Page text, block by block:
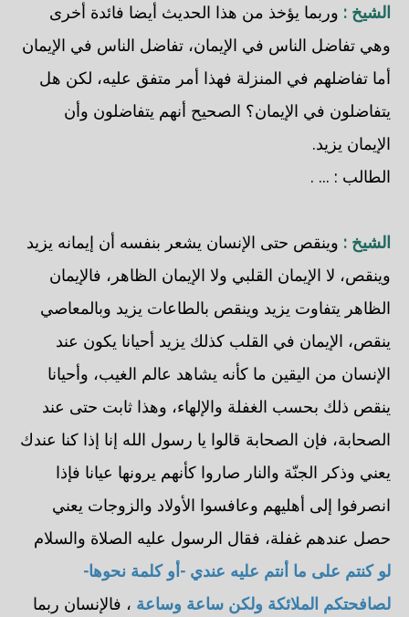
الشيخ : وربما يؤخذ من هذا الحديث أيضا فائدة أخرى
وهي تفاضل الناس في الإيمان، تفاضل الناس في الإيمان
أما تفاضلهم في المنزلة فهذا أمر متفق عليه، لكن هل
يتفاضلون في الإيمان؟ الصحيح أنهم يتفاضلون وأن
الإيمان يزيد.
الطالب : ... .
الشيخ : وينقص حتى الإنسان يشعر بنفسه أن إيمانه يزيد
وينقص، لا الإيمان القلبي ولا الإيمان الظاهر، فالإيمان
الظاهر يتفاوت يزيد وينقص بالطاعات يزيد وبالمعاصي
ينقص، الإيمان في القلب كذلك يزيد أحيانا يكون عند
الإنسان من اليقين ما كأنه يشاهد عالم الغيب، وأحيانا
ينقص ذلك بحسب الغفلة والإلهاء، وهذا ثابت حتى عند
الصحابة، فإن الصحابة قالوا يا رسول الله إنا إذا كنا عندك
يعني وذكر الجنّة والنار صاروا كأنهم يرونها عيانا فإذا
انصرفوا إلى أهليهم وعافسوا الأولاد والزوجات يعني
حصل عندهم غفلة، فقال الرسول عليه الصلاة والسلام
لو كنتم على ما أنتم عليه عندي -أو كلمة نحوها-
لصافحتكم الملائكة ولكن ساعة وساعة ، فالإنسان ربما